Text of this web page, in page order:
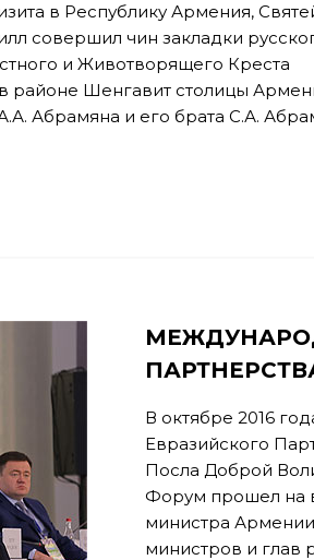
в Республику Армения,
совершил чин закладки
и Животворящего Креста
районе Шенгавит столицы
Абрамяна и его брата С.А.
В октябре 2016
Евразийского
Посла Доброй
Форум прошел на
министра
министров и глав